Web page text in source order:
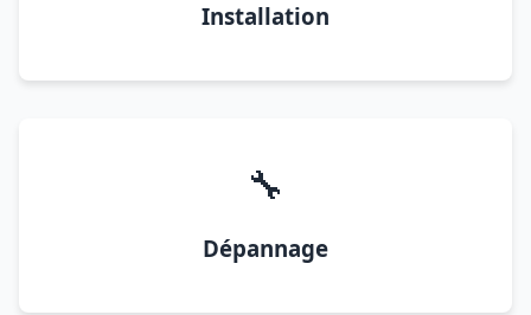
Installation
🔧
Dépannage